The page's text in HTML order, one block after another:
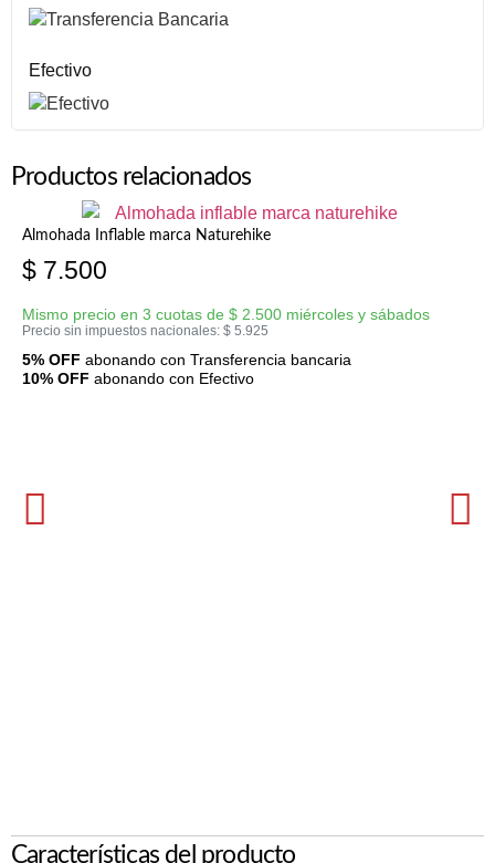
Efectivo
Productos relacionados
Almohada Inflable marca Naturehike
$ 7.500
Mismo precio en 3 cuotas de $ 2.500 miércoles y sábados
Precio sin impuestos nacionales: $ 5.925
5% OFF abonando con Transferencia bancaria
10% OFF abonando con Efectivo
Características del producto